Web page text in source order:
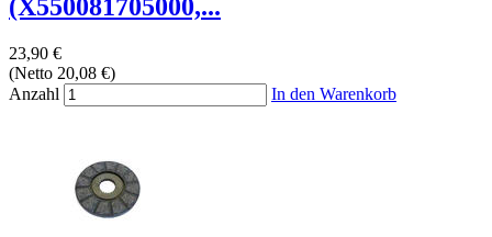
(X550081705000,...
23,90 €
(Netto 20,08 €)
Anzahl
In den Warenkorb